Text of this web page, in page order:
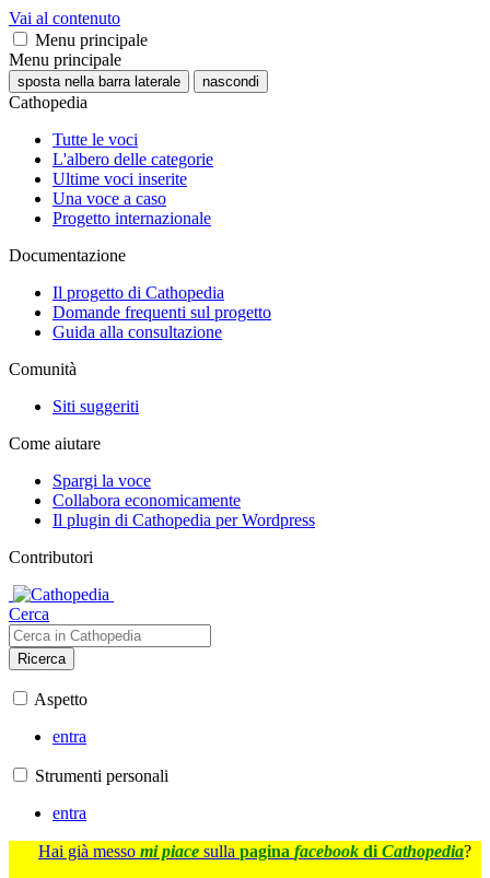
Vai al contenuto
Menu principale
Menu principale
sposta nella barra laterale nascondi
Cathopedia
Tutte le voci
L'albero delle categorie
Ultime voci inserite
Una voce a caso
Progetto internazionale
Documentazione
Il progetto di Cathopedia
Domande frequenti sul progetto
Guida alla consultazione
Comunità
Siti suggeriti
Come aiutare
Spargi la voce
Collabora economicamente
Il plugin di Cathopedia per Wordpress
Contributori
Cerca
Ricerca
Aspetto
entra
Strumenti personali
entra
Hai già messo mi piace sulla pagina facebook di Cathopedia?